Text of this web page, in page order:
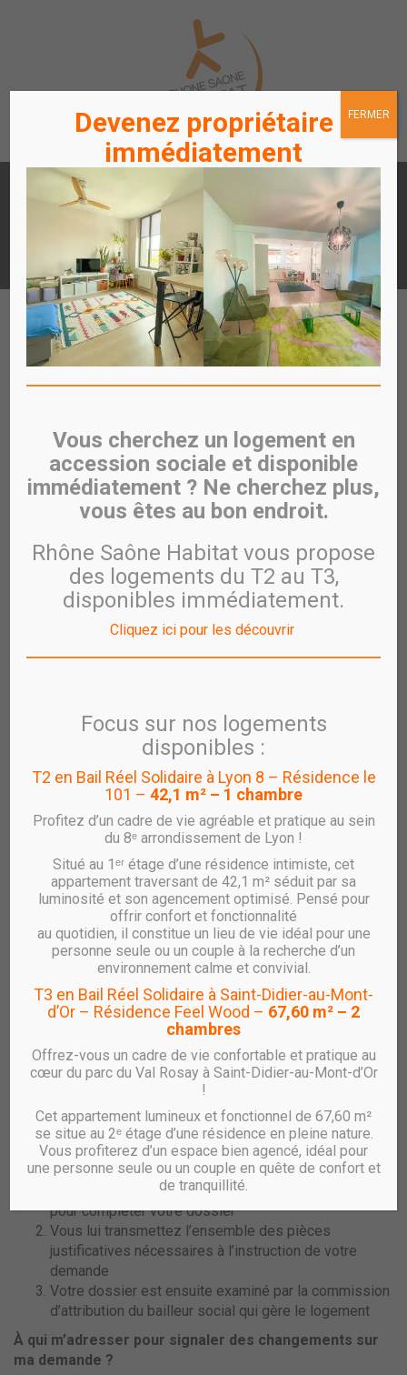
ACHETER
UN APPARTEMENT
UN APPARTEMENT /
STATIONNEMENT
ACCÈS
LOCATAIRES / PROPRIÉTAIRES
ACCÈS
COPROPRIÉTAIRES
le
menu
Grâce au fichier commun de demande de logement social,
simplifiez vos démarches.
Vous souhaitez faire une demande de logement social
Maintenant pour déposer votre demande de logement
social, choisissez la simplicité en vous inscrivant
directement sur le site internetwww.demande-logement-
social.gouv.fr
Plus besoin de vous déplacer à la mairie ou aux
bureaux des organismes de logement social
Vous pouvez actualiser votre demande à chaque fois
que votre situation évolue
Vous n’avez pas à déposer de nouvelles demandes
Votre demande a été transférée dans le fichier
commun, en conservant vos informations et votre
ancienneté
Votre demande est connue de tous les bailleurs
sociaux et réservataires publics
Comment savoir si ma demande a bien été
enregistrée ?
Une fois votre demande déposée, celle-ci est
enregistrée dans le fichier commun et une attestation
d’enregistrement vous est envoyée, à l’adresse que
vous avez indiquée dans le formulaire. Conservez
soigneusement cette attestation qui est la preuve de
votre enregistrement. Elle contient votre numéro
unique d’enregistrement et la date de dépôt initial de
votre demande.
Quelles sont les suites données à ma demande ?
Le bailleur social ou le réservataire qui dispose d’un
logement conforme à vos souhaits vous contacte
pour compléter votre dossier
Vous lui transmettez l’ensemble des pièces
justificatives nécessaires à l’instruction de votre
demande
Votre dossier est ensuite examiné par la commission
d’attribution du bailleur social qui gère le logement
À qui m’adresser pour signaler des changements sur
ma demande ?
Devenez propriétaire
immédiatement
Vous cherchez un logement en
accession sociale et disponible
immédiatement ? Ne cherchez plus,
vous êtes au bon endroit.
Rhône Saône Habitat vous propose
des logements du T2 au T3,
disponibles immédiatement.
Cliquez ici pour les découvrir
Focus sur nos logements
disponibles :
T2 en Bail Réel Solidaire à Lyon 8 – Résidence le
101 – 42,1 m² – 1 chambre
Profitez d’un cadre de vie agréable et pratique au sein
du 8ᵉ arrondissement de Lyon !
Situé au 1ᵉʳ étage d’une résidence intimiste, cet
appartement traversant de 42,1 m² séduit par sa
luminosité et son agencement optimisé. Pensé pour
offrir confort et fonctionnalité
au quotidien, il constitue un lieu de vie idéal pour une
personne seule ou un couple à la recherche d’un
environnement calme et convivial.
T3 en Bail Réel Solidaire à Saint-Didier-au-Mont-
d’Or – Résidence Feel Wood – 67,60 m² – 2
chambres
Offrez-vous un cadre de vie confortable et pratique au
cœur du parc du Val Rosay à Saint-Didier-au-Mont-d’Or
!
Cet appartement lumineux et fonctionnel de 67,60 m²
se situe au 2ᵉ étage d’une résidence en pleine nature.
Vous profiterez d’un espace bien agencé, idéal pour
une personne seule ou un couple en quête de confort et
de tranquillité.
FERMER